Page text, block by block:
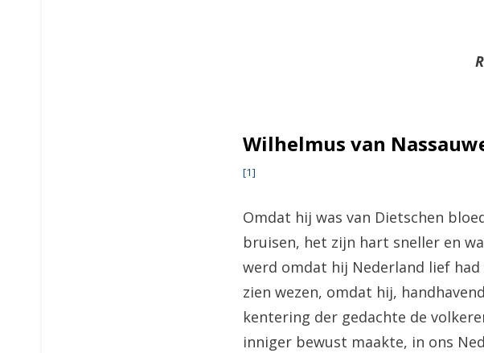
Wilhelmus van
[1]
Omdat hij was van Dietschen
bruisen, het zijn hart sneller en
werd omdat hij Nederland lief
zien wezen, omdat hij,
kentering der gedachte de
inniger bewust maakte, in ons